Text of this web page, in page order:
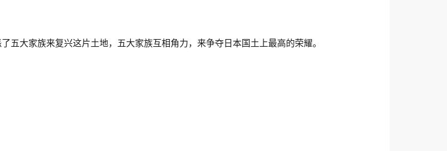
五大家族来复兴这片土地，五大家族互相角力，来争夺日本国土上最高的荣耀。